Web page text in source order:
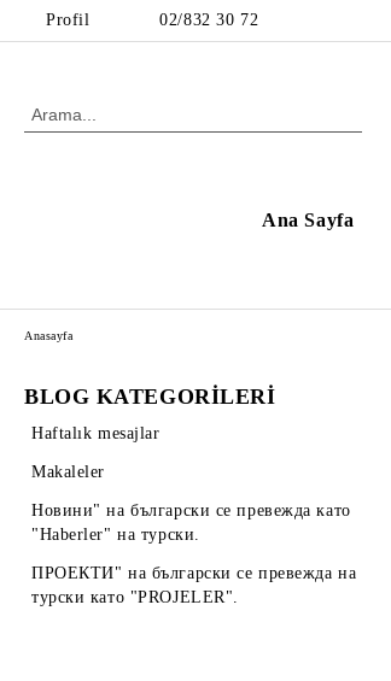
Profil 02/832 30 72
Ana Sayfa
BLOG KATEGORİLERİ
Haftalık mesajlar
Makaleler
Новини" на български се превежда като
"Haberler" на турски.
ПРОЕКТИ" на български се превежда на
турски като "PROJELER".
Anasayfa